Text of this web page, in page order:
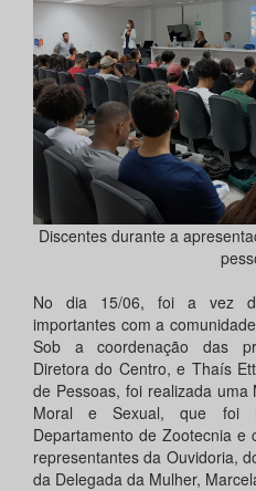
Discentes durante a
No dia 15/06, foi a vez
importantes com a
Sob a coordenação das
Diretora do Centro, e Thaís
de Pessoas, foi realizada
Moral e Sexual, que foi
Departamento de Zootecnia e
representantes da Ouvidoria,
da Delegada da Mulher,